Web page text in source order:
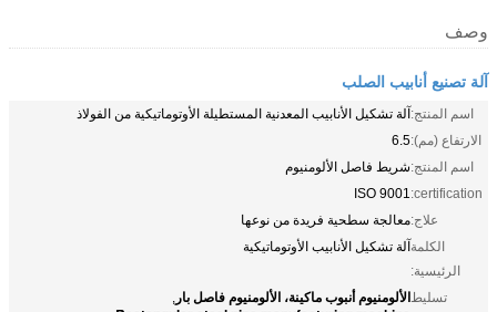
وصف
آلة تصنيع أنابيب الصلب
اسم المنتج:آلة تشكيل الأنابيب المعدنية المستطيلة الأوتوماتيكية من الفولاذ
الارتفاع (مم):6.5
اسم المنتج:شريط فاصل الألومنيوم
certification:
ISO 9001
علاج:معالجة سطحية فريدة من نوعها
الكلمة
الرئيسية:
آلة تشكيل الأنابيب الأوتوماتيكية
تسليطالألومنيوم أنبوب ماكينة، الألومنيوم فاصل بار ,